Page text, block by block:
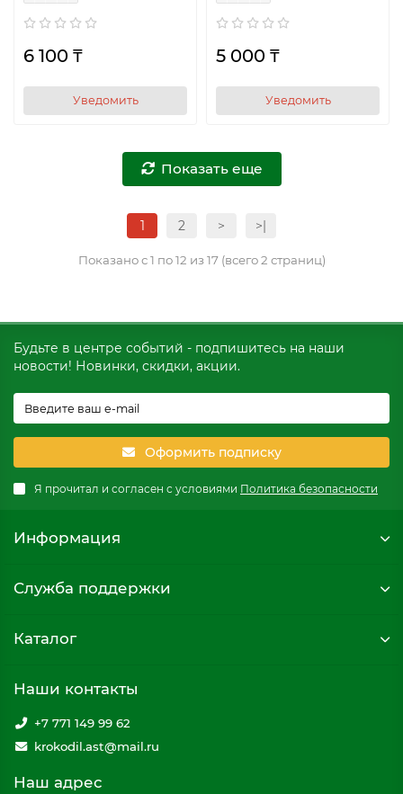
6 100 ₸
Уведомить
5 000 ₸
Уведомить
Показать еще
1 2 > >|
Показано с 1 по 12 из 17 (всего 2 страниц)
Будьте в центре событий - подпишитесь на наши
новости! Новинки, скидки, акции.
Оформить подписку
Я прочитал и согласен с условиями Политика безопасности
Информация
Служба поддержки
Каталог
Наши контакты
+7 771 149 99 62
krokodil.ast@mail.ru
Наш адрес